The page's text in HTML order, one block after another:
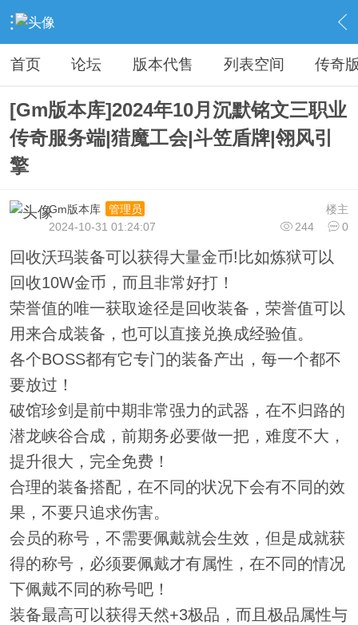
› 传奇私服专区 › 传奇商业版本免费下载 › 内容
首页 论坛 版本代售 列表空间 传奇
[Gm版本库]2024年10月沉默铭文三职业
传奇服务端|猎魔工会|斗笠盾牌|翎风引
擎
楼主
Gm版本库
管理员
244
0
2024-10-31 01:24:07
回收沃玛装备可以获得大量金币!比如炼狱可以
回收10W金币，而且非常好打！
荣誉值的唯一获取途径是回收装备，荣誉值可以
用来合成装备，也可以直接兑换成经验值。
各个BOSS都有它专门的装备产出，每一个都不
要放过！
破馆珍剑是前中期非常强力的武器，在不归路的
潜龙峡谷合成，前期务必要做一把，难度不大，
提升很大，完全免费！
合理的装备搭配，在不同的状况下会有不同的效
果，不要只追求伤害。
会员的称号，不需要佩戴就会生效，但是成就获
得的称号，必须要佩戴才有属性，在不同的情况
下佩戴不同的称号吧！
装备最高可以获得天然+3极品，而且极品属性与